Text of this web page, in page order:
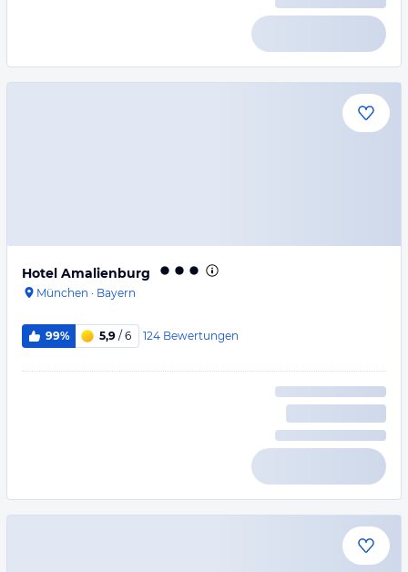
Hotel Amalienburg
München · Bayern
99% 5,9 / 6 124 Bewertungen